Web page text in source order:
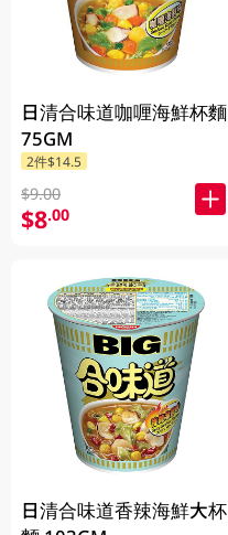
日清合味道咖喱海鮮杯麵
75GM
2件$14.5
$9.00
$8.00
日清合味道香辣海鮮大杯